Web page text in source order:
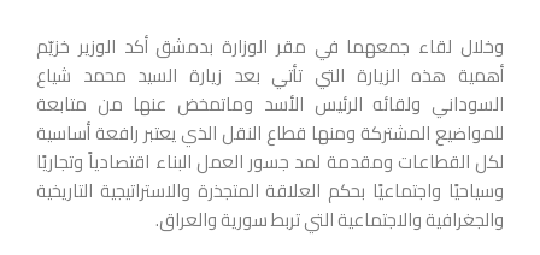
وخلال لقاء جمعهما في مقر الوزارة بدمشق أكد الوزير خزيّم
أهمية هذه الزيارة التي تأتي بعد زيارة السيد محمد شياع
السوداني ولقائه الرئيس الأسد وماتمخض عنها من متابعة
للمواضيع المشتركة ومنها قطاع النقل الذي يعتبر رافعة أساسية
لكل القطاعات ومقدمة لمد جسور العمل البناء اقتصادياً وتجاريًا
وسياحيًا واجتماعيًا بحكم العلاقة المتجذرة والاستراتيجية التاريخية
والجغرافية والاجتماعية التي تربط سورية والعراق.